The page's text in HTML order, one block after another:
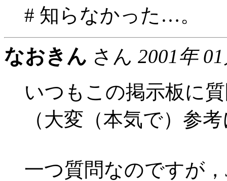
# 知らなかった…。
なおきん さん 2001年
いつもこの掲示板に
（大変（本気で）参
一つ質問なのですが